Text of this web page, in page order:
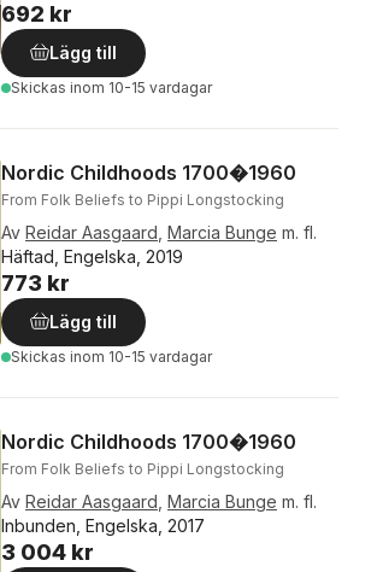
692 kr
Lägg till
Skickas inom 10-15 vardagar
Nordic Childhoods 1700�1960
From Folk Beliefs to Pippi Longstocking
Av Reidar Aasgaard Marcia Bunge m. fl.
Häftad, Engelska, 2019
773 kr
Lägg till
Skickas inom 10-15 vardagar
Nordic Childhoods 1700�1960
From Folk Beliefs to Pippi Longstocking
Av Reidar Aasgaard Marcia Bunge m. fl.
Inbunden, Engelska, 2017
3 004 kr